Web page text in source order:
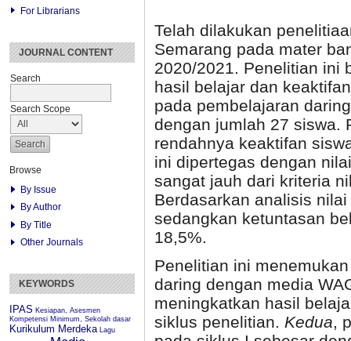
For Librarians
JOURNAL CONTENT
Search
Search Scope
Browse
By Issue
By Author
By Title
Other Journals
KEYWORDS
IPAS Kesiapan, Asesmen
Kompetensi Minimum, Sekolah dasar
Kurikulum Merdeka Lagu
Telah dilakukan
Semarang pada mater
2020/2021. Penelitian ini
hasil belajar dan
pada pembelajaran
dengan jumlah 27 siswa.
rendahnya keaktifan
ini dipertegas dengan
sangat jauh dari kriteria
Berdasarkan analisis
sedangkan ketuntasan
18,5%.
Penelitian ini
daring dengan media
meningkatkan hasil
siklus penelitian. Kedua,